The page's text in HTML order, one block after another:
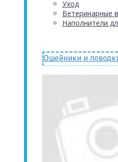
Уход
Ветеринарные
Наполнители
Ошейники и